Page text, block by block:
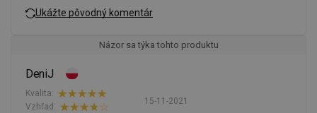
Ukážte pôvodný komentár
Názor sa týka tohto produktu
DeniJ
15-11-2021
Kvalita:
Vzhľad: